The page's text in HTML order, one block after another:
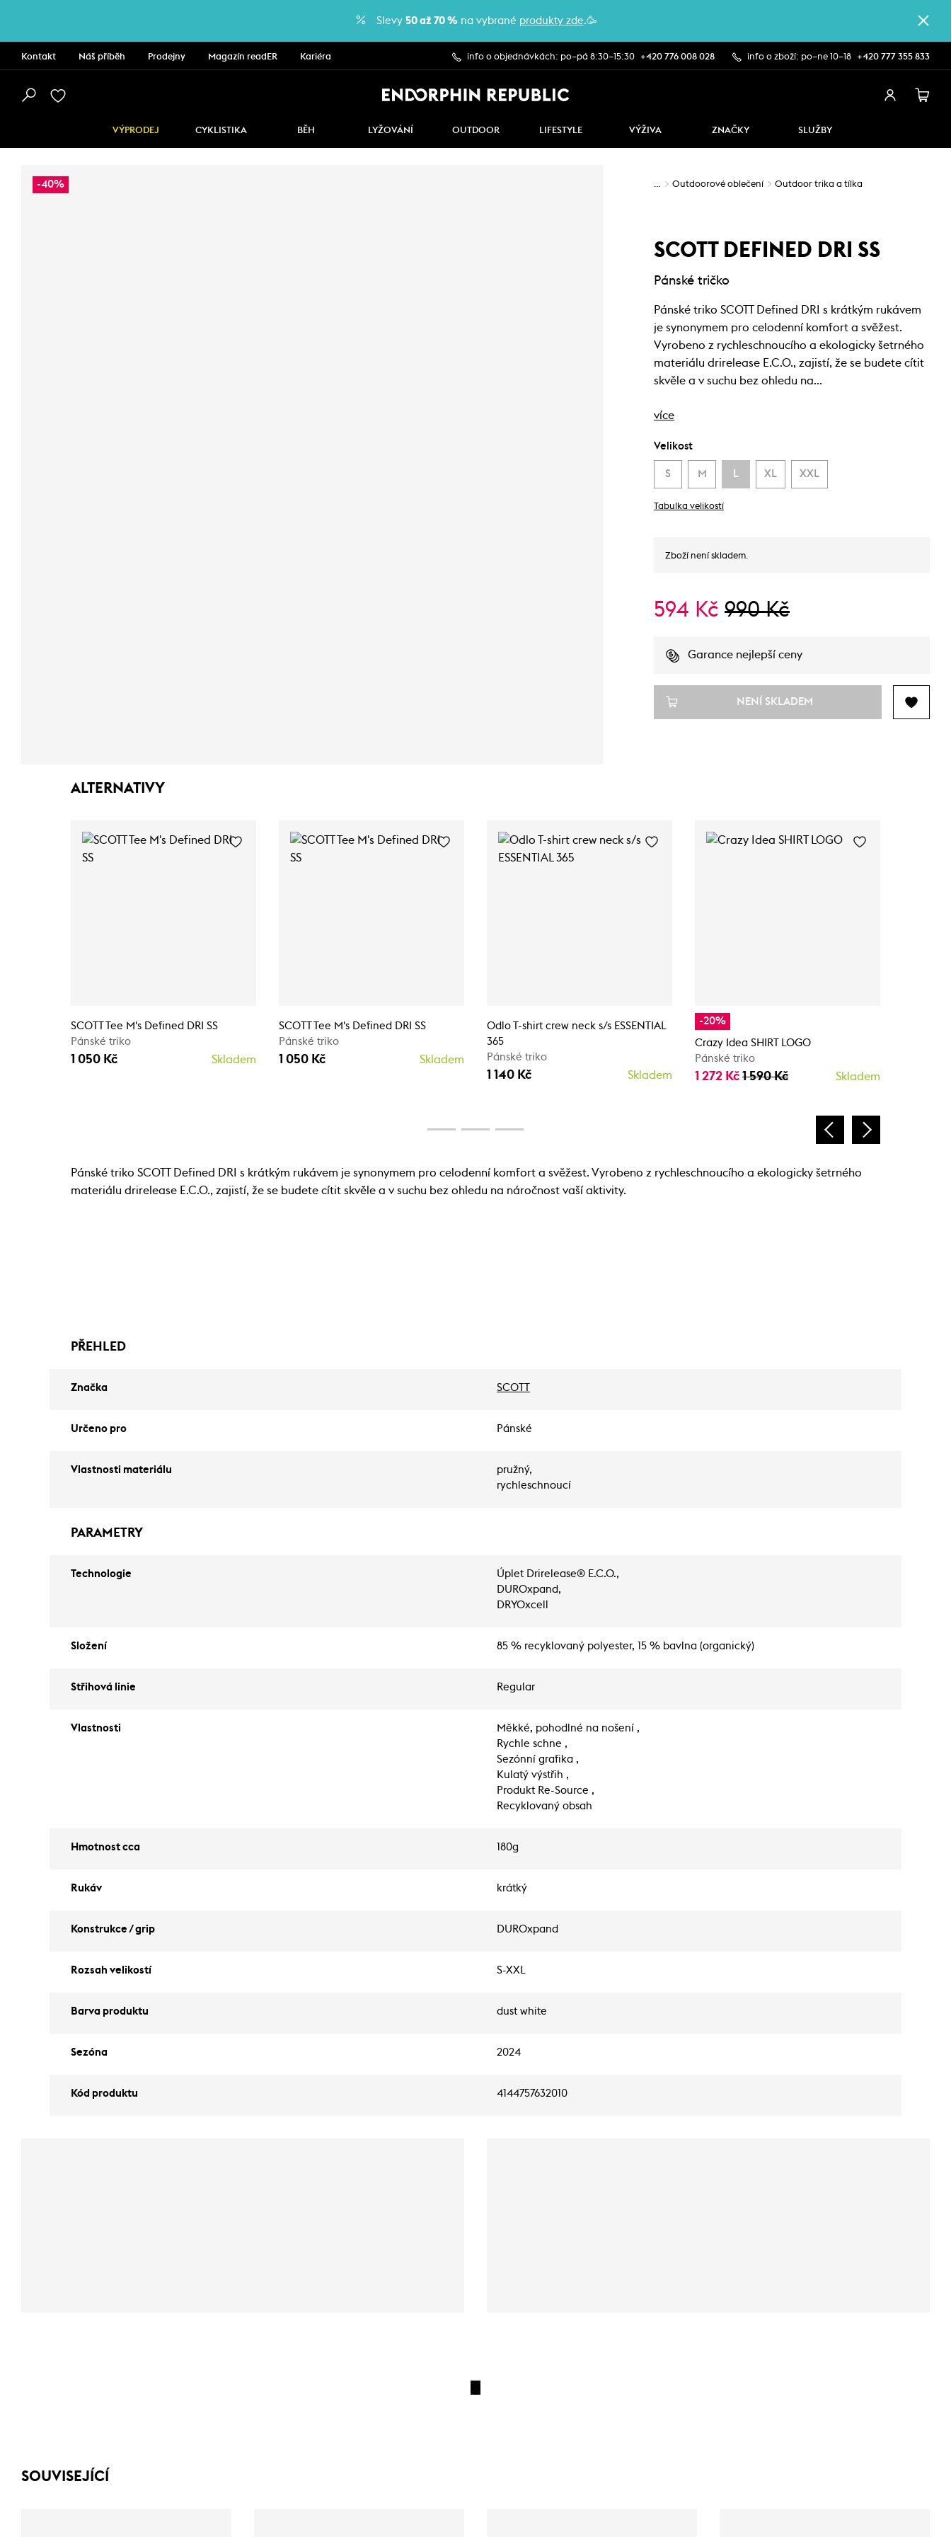
Slevy 50 až 70 % na vybrané produkty zde.🥳
Kontakt Náš příběh Prodejny Magazín readER Kariéra info o objednávkách: po–pá 8:30–15:30 +420 776 008 028 info o zboží: po–ne 10–18 +420 777 355 833
VÝPRODEJ CYKLISTIKA BĚH LYŽOVÁNÍ OUTDOOR LIFESTYLE VÝŽIVA ZNAČKY SLUŽBY
-40% … Outdoorové oblečení Outdoor trika a tílka
SCOTT DEFINED DRI SS
Pánské tričko
Pánské triko SCOTT Defined DRI s krátkým rukávem
je synonymem pro celodenní komfort a svěžest.
Vyrobeno z rychleschnoucího a ekologicky šetrného
materiálu drirelease E.C.O., zajistí, že se budete cítit
skvěle a v suchu bez ohledu na…
více
Velikost
S M L XL XXL
Tabulka velikostí
Zboží není skladem.
594 Kč 990 Kč
Garance nejlepší ceny
NENÍ SKLADEM
ALTERNATIVY
SCOTT Tee M's Defined DRI SS
Pánské triko
1 050 Kč Skladem
SCOTT Tee M's Defined DRI SS
Pánské triko
1 050 Kč Skladem
Odlo T-shirt crew neck s/s ESSENTIAL
365
Pánské triko
1 140 Kč Skladem
-20%
Crazy Idea SHIRT LOGO
Pánské triko
1 272 Kč 1 590 Kč Skladem
Pánské triko SCOTT Defined DRI s krátkým rukávem je synonymem pro celodenní komfort a svěžest. Vyrobeno z rychleschnoucího a ekologicky šetrného
materiálu drirelease E.C.O., zajistí, že se budete cítit skvěle a v suchu bez ohledu na náročnost vaší aktivity.
PŘEHLED
Značka SCOTT
Určeno pro Pánské
Vlastnosti materiálu
pružný,
rychleschnoucí
PARAMETRY
Technologie
Úplet Drirelease® E.C.O.,
DUROxpand,
DRYOxcell
Složení 85 % recyklovaný polyester, 15 % bavlna (organický)
Střihová linie Regular
Vlastnosti
Měkké, pohodlné na nošení ,
Rychle schne ,
Sezónní grafika ,
Kulatý výstřih ,
Produkt Re-Source ,
Recyklovaný obsah
Hmotnost cca 180g
Rukáv krátký
Konstrukce / grip DUROxpand
Rozsah velikostí S-XXL
Barva produktu dust white
Sezóna 2024
Kód produktu 4144757632010
SOUVISEJÍCÍ